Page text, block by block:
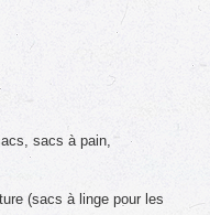
sacs à pain,
(sacs à linge pour les